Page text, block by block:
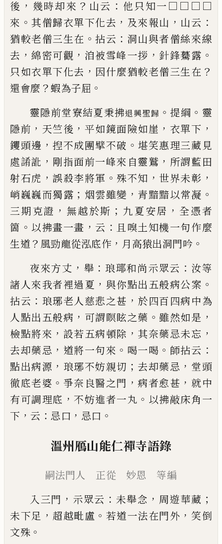
後 ， 幾時却來 ？ 山云 ： 他只知一 □□□□
來 。其僧歸衣單下化去 ， 及來報山 ， 山云 ：
猶較老僧三生在 。拈云 ： 洞山與者僧絲來線
去 ， 綿密可觀 ， 洎被雪峰一拶 ， 針鋒驀露 。
只如衣單下化去 ， 因什麼猶較老僧三生在 ？
還會麼 ？蝦為子屈 。
靈隱前堂寮結夏秉拂退興聖歸 。提綱 。 靈
隱前 ， 天竺後 ， 平如鏡面險如崖 ， 衣單下 ，
钁頭邊 ，揑不成團擘不破 。 堪笑惠理三藏見
處誵訛 ， 剛指面前一峰來自靈鷲 ， 所謂藍田
射石虎 ，誤殺李將軍 。 殊不知 ， 世界未彰 ，
峭巍巍而獨露 ； 烟雲雖變 ， 青黯黯以常凝 。
三期克證 ， 無越於斯 ； 九夏安居 ， 全憑者
箇 。 以拂畫一畫 ， 云 ： 且嗅土知機一句作麼
生道？ 風勁龍從泓底作 ， 月高猿出洞門吟 。
夜來方丈 ， 舉 ： 琅瑘和尚示眾云 ： 汝等
諸人來我者裡過夏 ， 與你點出五般病公案 。
拈云 ： 琅琊老人慈悲之甚 ， 於四百四病中為
人點出五般病 ， 可謂瞑眩之藥 。雖然如是 ，
檢點將來 ， 設若五病頓除 ，其奈藥忌未忘 ，
去却藥忌 ， 道將一句來 。 喝一喝 。 師拈云 ：
點出病源 ， 琅琊不妨親切 ； 去却藥忌 ， 堂頭
徹底老婆 。 爭奈良醫之門 ，病者愈甚 ， 就中
有可調理底 ，不妨進者一丸 。 以拂敲床角一
下 ， 云 ： 忌口 ， 忌口 。
溫州鴈山能仁禪寺語錄
嗣法門人 正從 妙恩 等編
入三門 ， 示眾云 ： 未舉念 ， 周遊華藏 ；
未下足 ， 超越毗盧 。 若道一法在門外 ，笑倒
文殊 。